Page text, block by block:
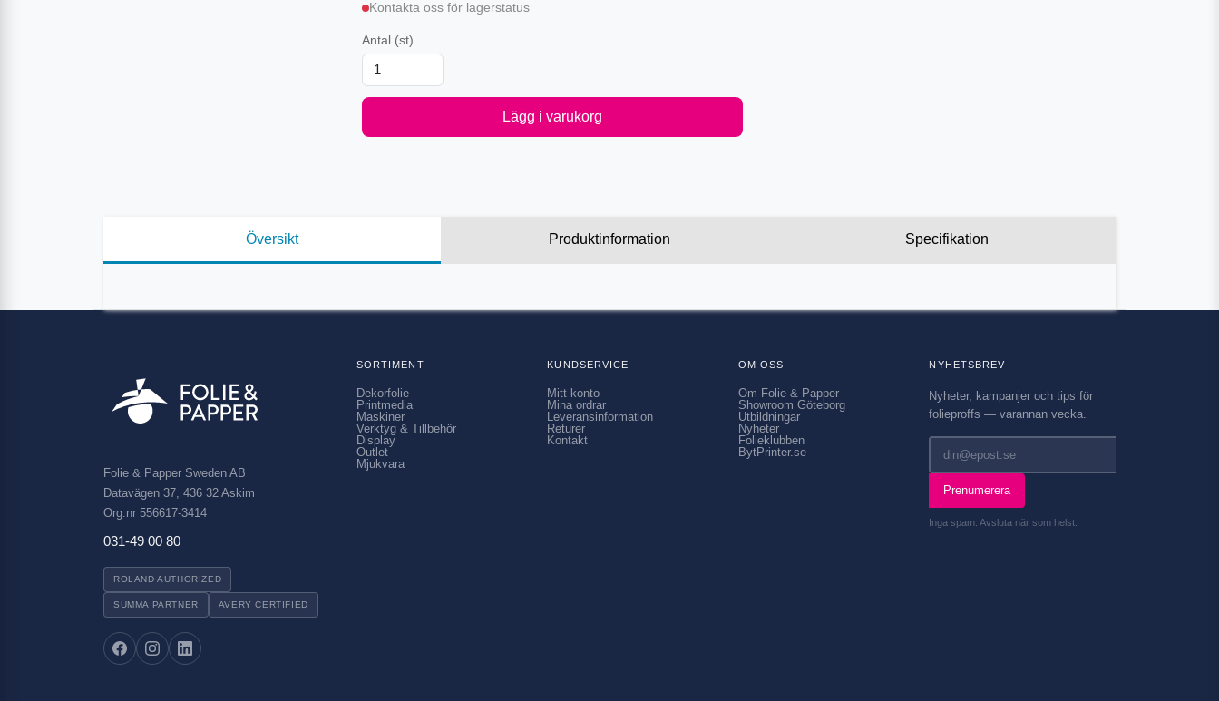
Kontakta oss för lagerstatus
Antal (st)
Lägg i varukorg
Översikt Produktinformation Specifikation
Folie & Papper Sweden AB
Datavägen 37, 436 32 Askim
Org.nr 556617-3414
031-49 00 80
ROLAND AUTHORIZED
SUMMA PARTNER AVERY CERTIFIED
SORTIMENT
Dekorfolie
Printmedia
Maskiner
Verktyg & Tillbehör
Display
Outlet
Mjukvara
KUNDSERVICE
Mitt konto
Mina ordrar
Leveransinformation
Returer
Kontakt
OM OSS
Om Folie & Papper
Showroom Göteborg
Utbildningar
Nyheter
Folieklubben
BytPrinter.se
NYHETSBREV
Nyheter, kampanjer och tips för
folieproffs — varannan vecka.
Prenumerera
Inga spam. Avsluta när som helst.